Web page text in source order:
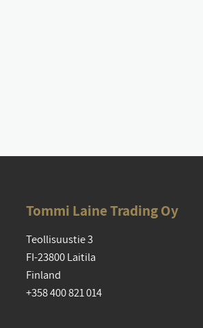
Tom­mi Lai­ne Tra­ding Oy
Teol­li­suus­tie 3
FI-23800 Lai­ti­la
Fin­land
+358 400 821 014